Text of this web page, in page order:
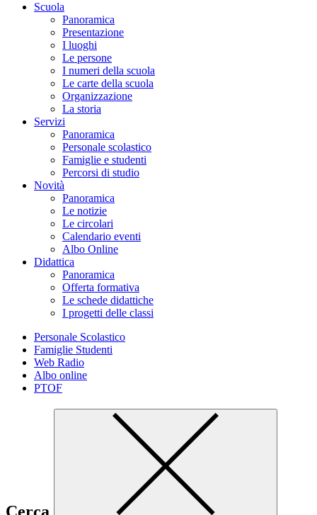
Scuola
Panoramica
Presentazione
I luoghi
Le persone
I numeri della scuola
Le carte della scuola
Organizzazione
La storia
Servizi
Panoramica
Personale scolastico
Famiglie e studenti
Percorsi di studio
Novità
Panoramica
Le notizie
Le circolari
Calendario eventi
Albo Online
Didattica
Panoramica
Offerta formativa
Le schede didattiche
I progetti delle classi
Personale Scolastico
Famiglie Studenti
Web Radio
Albo online
PTOF